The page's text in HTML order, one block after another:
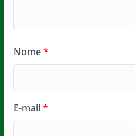
Nome*
E-mail*